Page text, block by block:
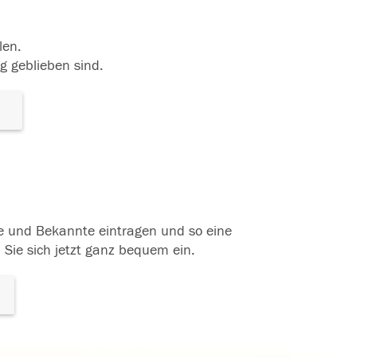
geblieben sind.
und Bekannte eintragen und so eine
sich jetzt ganz bequem ein.